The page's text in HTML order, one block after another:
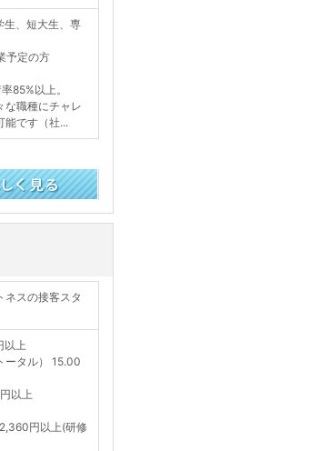
、短大生、専
予定の方
85%以上。
な職種にチャレ
能です（社...
ネスの接客スタ
以上
ータル） 15.00
以上
円以上(研修